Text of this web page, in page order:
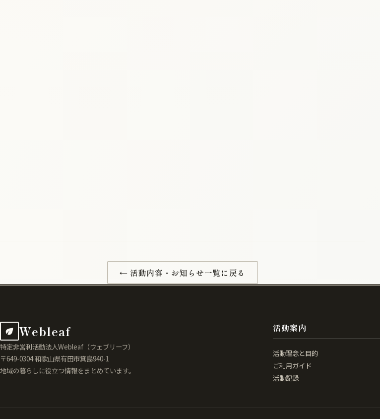
← 活動内容・お知らせ一覧に戻る
Webleaf
特定非営利活動法人Webleaf（ウェブリーフ）
〒649-0304 和歌山県有田市箕島940-1
地域の暮らしに役立つ情報をまとめています。
活動案内
活動理念と目的
ご利用ガイド
活動記録